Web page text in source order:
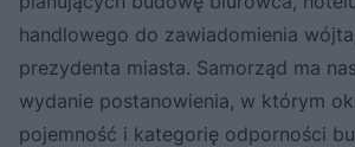
handlowego do zawiadomienia
prezydenta miasta. Samorząd ma
wydanie postanowienia, w którym
pojemność i kategorię odporności